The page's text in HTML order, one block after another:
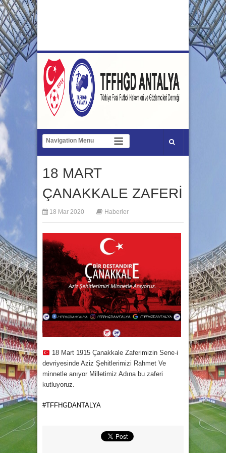
18 MART
ÇANAKKALE ZAFERİ
18 Mar 2020 Haberler
18 Mart 1915 Çanakkale Zaferimizin Sene-i
devriyesinde Aziz Şehitlerimizi Rahmet Ve
minnetle anıyor Milletimiz Adına bu zaferi
kutluyoruz.
#TFFHGDANTALYA